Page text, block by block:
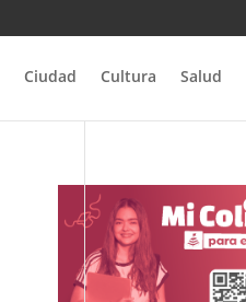
Ciudad Cultura Salud